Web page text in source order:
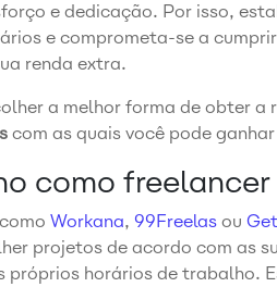
e dedicação. Por isso,
e comprometa-se a
renda extra.
a melhor forma de obter a
com as quais você pode
como freelancer
Workana, 99Freelas ou
projetos de acordo com as
próprios horários de trabalho.